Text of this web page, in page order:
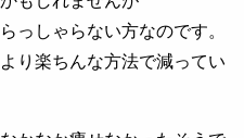
っしゃらない方なのです。
り楽ちんな方法で減ってい